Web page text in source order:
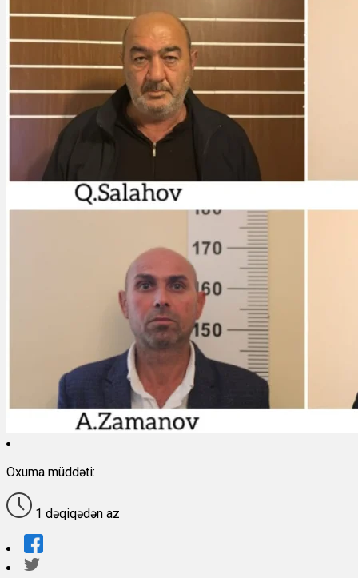
Oxuma müddəti:
1 dəqiqədən az